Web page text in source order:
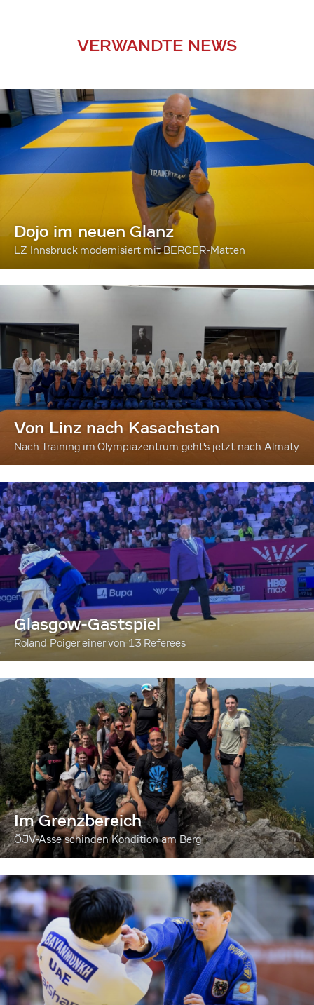
VERWANDTE NEWS
Dojo im neuen Glanz
LZ Innsbruck modernisiert mit BERGER-Matten
Von Linz nach Kasachstan
Nach Training im Olympiazentrum geht's jetzt nach Almaty
Glasgow-Gastspiel
Roland Poiger einer von 13 Referees
Im Grenzbereich
ÖJV-Asse schinden Kondition am Berg